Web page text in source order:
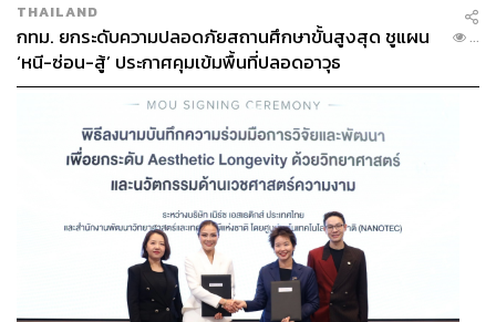
THAILAND
กทม. ยกระดับความปลอดภัยสถานศึกษาขั้นสูงสุด ชูแผน
‘หนี-ซ่อน-สู้’ ประกาศคุมเข้มพื้นที่ปลอดอาวุธ
...